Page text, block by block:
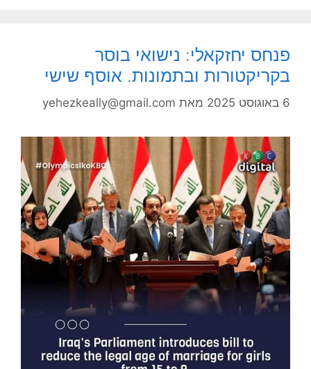
פנחס יחזקאלי: נישואי בוסר
בקריקטורות ובתמונות. אוסף שישי
6 באוגוסט 2025 מאת yehezkeally@gmail.com